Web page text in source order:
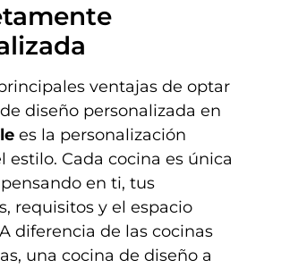
ventajas de optar
diseño personalizada en
es la personalización
estilo. Cada cocina es única
en ti, tus
requisitos y el espacio
diferencia de las cocinas
una cocina de diseño a